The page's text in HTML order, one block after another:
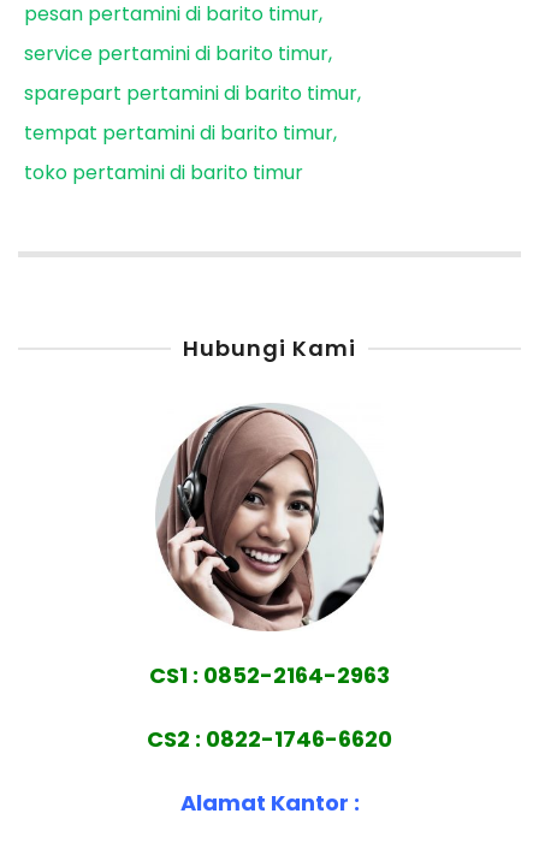
pesan pertamini di barito timur
service pertamini di barito timur
sparepart pertamini di barito timur
tempat pertamini di barito timur
toko pertamini di barito timur
Hubungi Kami
CS1 : 0852-2164-2963
CS2 : 0822-1746-6620
Alamat Kantor :